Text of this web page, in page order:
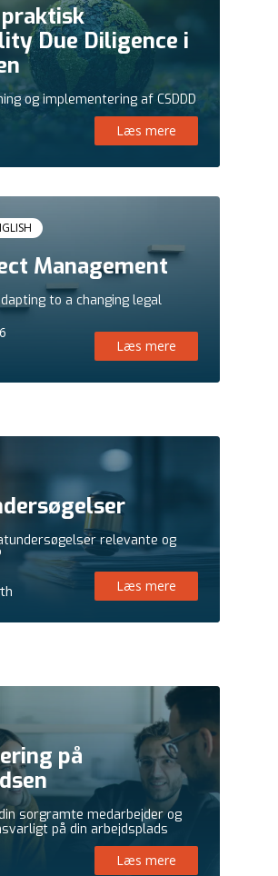
praktisk
Due Diligence i
og implementering af CSDDD
Læs mere
Management
to a changing legal
Læs mere
relevante og
Læs mere
på
sorgramte medarbejder og
på din arbejdsplads
Læs mere